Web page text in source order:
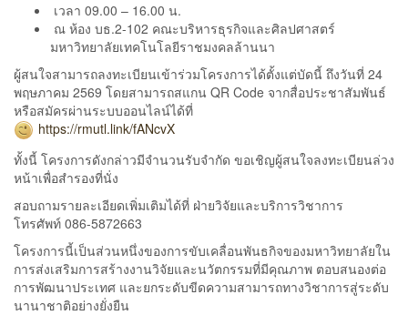
เวลา 09.00 – 16.00 น.
ณ ห้อง บธ.2-102 คณะบริหารธุรกิจและศิลปศาสตร์
มหาวิทยาลัยเทคโนโลยีราชมงคลล้านนา
ผู้สนใจสามารถลงทะเบียนเข้าร่วมโครงการได้ตั้งแต่บัดนี้ ถึงวันที่ 24
พฤษภาคม 2569 โดยสามารถสแกน QR Code จากสื่อประชาสัมพันธ์
หรือสมัครผ่านระบบออนไลน์ได้ที่
https://rmutl.link/fANcvX
ทั้งนี้ โครงการดังกล่าวมีจำนวนรับจำกัด ขอเชิญผู้สนใจลงทะเบียนล่วง
หน้าเพื่อสำรองที่นั่ง
สอบถามรายละเอียดเพิ่มเติมได้ที่ ฝ่ายวิจัยและบริการวิชาการ
โทรศัพท์ 086-5872663
โครงการนี้เป็นส่วนหนึ่งของการขับเคลื่อนพันธกิจของมหาวิทยาลัยใน
การส่งเสริมการสร้างงานวิจัยและนวัตกรรมที่มีคุณภาพ ตอบสนองต่อ
การพัฒนาประเทศ และยกระดับขีดความสามารถทางวิชาการสู่ระดับ
นานาชาติอย่างยั่งยืน